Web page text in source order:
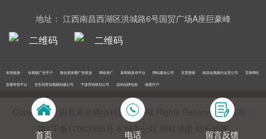
地址： 江西南昌西湖区洪城路6号国贸广场A座巨豪峰
友情链接： 短视频广告开户 微信朋友圈广告投放 网络推广 新闻稿发布平台 网站建设公司 百度搜索 南昌短视频代运营公司 宜春网红
直播带货平台 吉安创意短视频拍摄公司 宁波营销策划公司 温州品牌包装 港股开户
Copyright © 南昌莫非网络科技公司 All Rights Reserved 备案号：
赣ICP备17003395号‍-6
城市分站 站长地图
首页 电话 留言反馈